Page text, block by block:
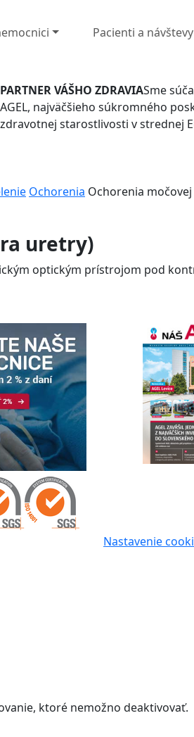
Pacienti a návštevy
PARTNER VÁŠHO ZDRAVIASme
AGEL, najväčšieho súkromného
zdravotnej starostlivosti v strednej
Ochorenia Ochorenia
uretry)
optickým prístrojom pod
Nastavenie
ktoré nemožno deaktivovať.